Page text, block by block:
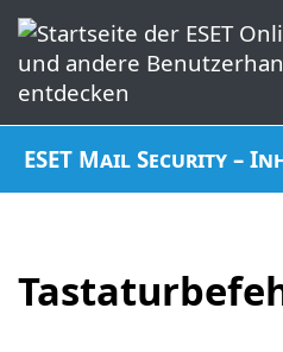
ESET Mail Security –